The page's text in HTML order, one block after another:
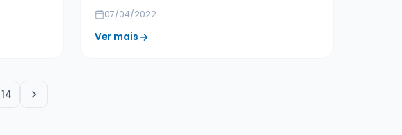
07/04/2022
Ver mais
14